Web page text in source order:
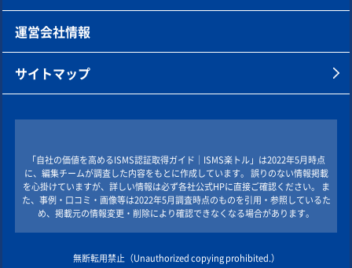
運営会社情報
サイトマップ
「自社の価値を高めるISMS認証取得ガイド｜ISMS楽トル」は2022年5月時点
に、編集チームが調査した内容をもとに作成しています。 誤りのない情報掲載
を心掛けていますが、詳しい情報は必ず各社公式HPに直接ご確認ください。 ま
た、事例・口コミ・画像等は2022年5月調査時点のものを引用・参照しているた
め、掲載元の情報変更・削除により確認できなくなる場合があります。
無断転用禁止（Unauthorized copying prohibited.）